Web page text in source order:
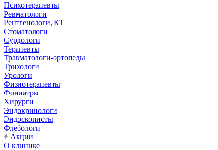
Психотерапевты
Ревматологи
Рентгенологи, КТ
Стоматологи
Сурдологи
Терапевты
Травматологи-ортопеды
Трихологи
Урологи
Физиотерапевты
Фониатры
Хирурги
Эндокринологи
Эндоскописты
Флебологи
Акции
О клинике